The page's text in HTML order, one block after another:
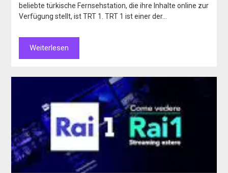
beliebte türkische Fernsehstation, die ihre Inhalte online zur
Verfügung stellt, ist TRT 1. TRT 1 ist einer der…
Weiterlesen